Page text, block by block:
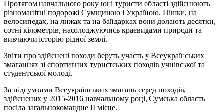
Протягом навчального року юні туристи області здійснюють
різноманітні подорожі Сумщиною і Україною. Пішки, на
велосипедах, на лижах та на байдарках вони долають десятки,
сотні кілометрів, насолоджуючись краєвидами природи та
вивчаючи історію рідної землі.
Звіти про здійснені походи беруть участь у Всеукраїнських
змаганнях зі спортивних туристських походів учнівської та
студентської молоді.
За підсумками Всеукраїнських змагань серед походів,
здійснених у 2015-2016 навчальному році, Сумська область
посіла загальнокомандне ІІ місце.